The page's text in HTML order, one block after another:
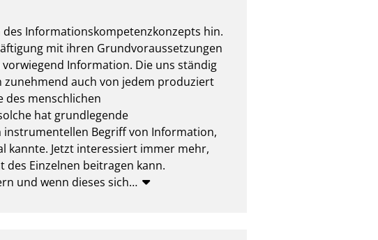
Informationskompetenzkonzepts hin.
mit ihren Grundvoraussetzungen
Information. Die uns ständig
auch von jedem produziert
des menschlichen
hat grundlegende
Begriff von Information,
kannte. Jetzt interessiert immer mehr,
Einzelnen beitragen kann.
und wenn dieses sich…